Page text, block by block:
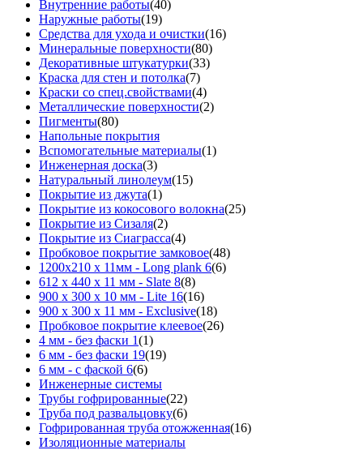
Внутренние работы(40)
Наружные работы(19)
Средства для ухода и очистки(16)
Минеральные поверхности(80)
Декоративные штукатурки(33)
Краска для стен и потолка(7)
Краски со спец.свойствами(4)
Металлические поверхности(2)
Пигменты(80)
Напольные покрытия
Вспомогательные материалы(1)
Инженерная доска(3)
Натуральный линолеум(15)
Покрытие из джута(1)
Покрытие из кокосового волокна(25)
Покрытие из Сизаля(2)
Покрытие из Сиаграсса(4)
Пробковое покрытие замковое(48)
1200х210 х 11мм - Long plank 6(6)
612 х 440 х 11 мм - Slate 8(8)
900 х 300 х 10 мм - Lite 16(16)
900 х 300 х 11 мм - Exclusive(18)
Пробковое покрытие клеевое(26)
4 мм - без фаски 1(1)
6 мм - без фаски 19(19)
6 мм - с фаской 6(6)
Инженерные системы
Трубы гофрированные(22)
Труба под развальцовку(6)
Гофрированная труба отожженная(16)
Изоляционные материалы